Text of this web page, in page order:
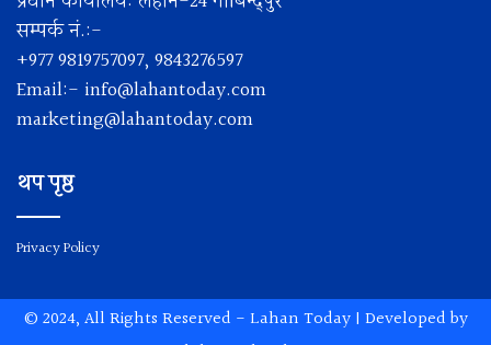
सम्पर्क नं.:-
+977 9819757097, 9843276597
Email:- info@lahantoday.com
marketing@lahantoday.com
थप पृष्ठ
Privacy Policy
© 2024, All Rights Reserved - Lahan Today| Developed by